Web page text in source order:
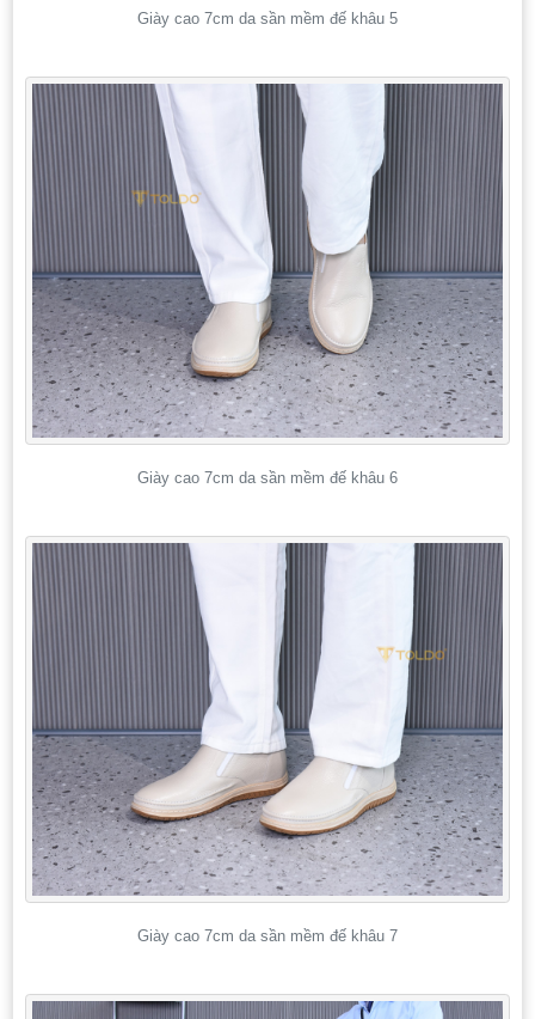
Giày cao 7cm da sần mềm đế khâu 5
Giày cao 7cm da sần mềm đế khâu 6
Giày cao 7cm da sần mềm đế khâu 7